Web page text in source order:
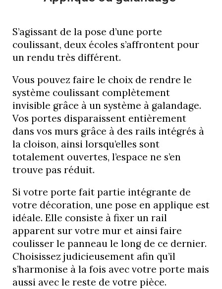
S’agissant de la pose d’une porte
coulissant, deux écoles s’affrontent pour
un rendu très différent.
Vous pouvez faire le choix de rendre le
système coulissant complètement
invisible grâce à un système à galandage.
Vos portes disparaissent entièrement
dans vos murs grâce à des rails intégrés à
la cloison, ainsi lorsqu’elles sont
totalement ouvertes, l’espace ne s’en
trouve pas réduit.
Si votre porte fait partie intégrante de
votre décoration, une pose en applique est
idéale. Elle consiste à fixer un rail
apparent sur votre mur et ainsi faire
coulisser le panneau le long de ce dernier.
Choisissez judicieusement afin qu’il
s’harmonise à la fois avec votre porte mais
aussi avec le reste de votre pièce.